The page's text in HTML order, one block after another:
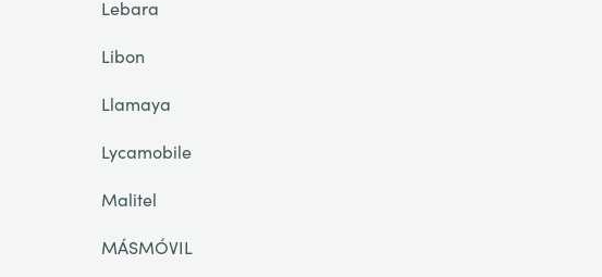
Lebara
Libon
Llamaya
Lycamobile
Malitel
MÁSMÓVIL